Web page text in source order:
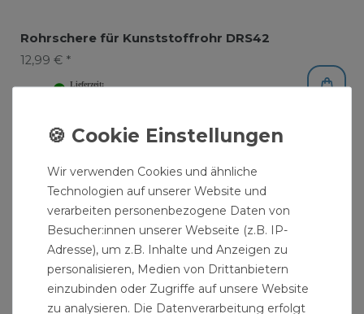
Rohrschere für Kunststoffrohr DRS42
12,99 € *
Wir verwenden Cookies und ähnliche
Technologien auf unserer Website und
verarbeiten personenbezogene Daten von
Besucher:innen unserer Webseite (z.B. IP-
Adresse), um z.B. Inhalte und Anzeigen zu
personalisieren, Medien von Drittanbietern
einzubinden oder Zugriffe auf unsere Website
zu analysieren. Die Datenverarbeitung erfolgt